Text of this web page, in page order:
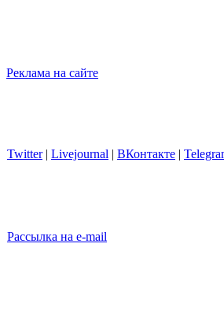
Реклама на сайте
Twitter| Livejournal | ВКонтакте |
Рассылка на e-mail